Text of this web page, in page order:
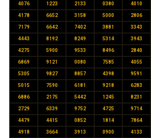
4076 1223 2133 0380 4010
4178 6652 3158 5000 2806
7179 6642 7402 3881 3343
4443 8192 8249 5314 3943
4275 5900 9533 8496 2840
6869 9121 0080 7585 4055
5305 9827 8857 4398 9591
5015 7590 6181 9218 6283
6886 2175 5442 1245 8231
2729 6339 9752 4725 9714
4479 4415 0852 1814 7864
4918 3664 3913 0900 4133